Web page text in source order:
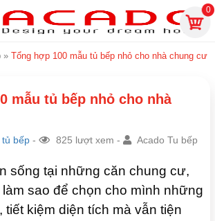
0
» Tổng hợp 100 mẫu tủ bếp nhỏ cho nhà chung cư
mẫu tủ bếp nhỏ cho nhà
bếp - 825 lượt xem - Acado Tu bếp
sống tại những căn chung cư,
sao để chọn cho mình những
tiết kiệm diện tích mà vẫn tiện